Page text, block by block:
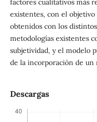
factores cualitativos más
existentes, con el
obtenidos con los
metodologías existentes
subjetividad, y el modelo
de la incorporación de
Descargas